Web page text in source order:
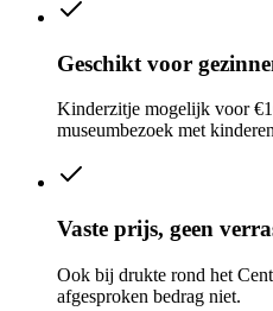
Geschikt voor
Kinderzitje mogelijk voor
museumbezoek met
Vaste prijs, geen
Ook bij drukte rond het
afgesproken bedrag niet.